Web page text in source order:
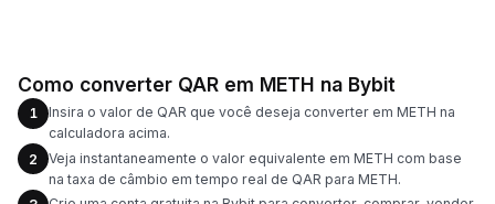
Como converter QAR em METH na Bybit
1
Insira o valor de QAR que você deseja converter em METH na
calculadora acima.
2
Veja instantaneamente o valor equivalente em METH com base
na taxa de câmbio em tempo real de QAR para METH.